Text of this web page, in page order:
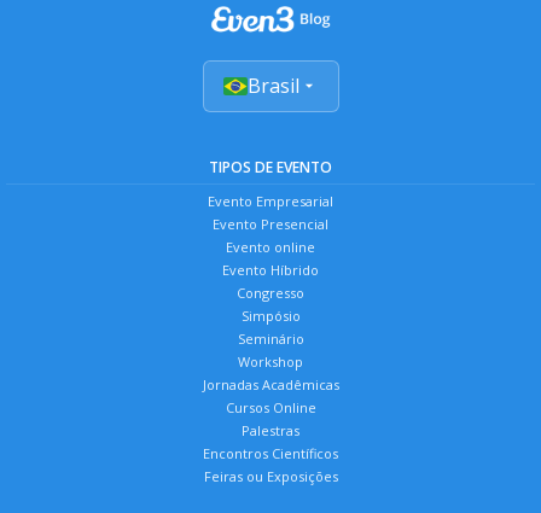
Brasil
TIPOS DE EVENTO
Evento Empresarial
Evento Presencial
Evento online
Evento Híbrido
Congresso
Simpósio
Seminário
Workshop
Jornadas Acadêmicas
Cursos Online
Palestras
Encontros Científicos
Feiras ou Exposições